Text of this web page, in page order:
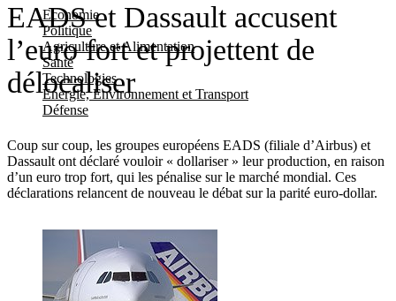
Economie
Politique
Agriculture et Alimentation
Santé
Technologies
Energie, Environnement et Transport
Défense
EADS et Dassault accusent
l’euro fort et projettent de
délocaliser
Coup sur coup, les groupes européens EADS (filiale d’Airbus) et
Dassault ont déclaré vouloir « dollariser » leur production, en raison
d’un euro trop fort, qui les pénalise sur le marché mondial. Ces
déclarations relancent de nouveau le débat sur la parité euro-dollar.